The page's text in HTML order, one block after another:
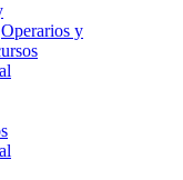
Operarios y